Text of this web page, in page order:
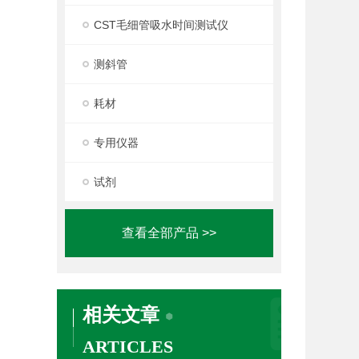
CST毛细管吸水时间测试仪
测斜管
耗材
专用仪器
试剂
查看全部产品 >>
相关文章
ARTICLES